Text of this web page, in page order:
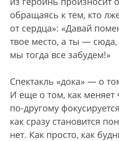
обращаясь к тем, кто
от сердца»: «Давай
твое место, а ты —
мы тогда все забудем!»
Спектакль «дока» — о
И еще о том, как меняет
по-другому
как сразу становится
нет. Как просто, как